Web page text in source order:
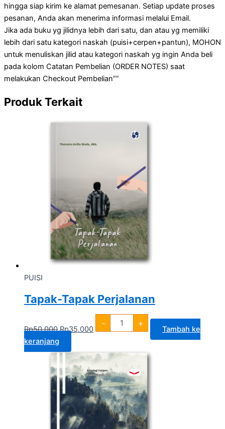
hingga siap kirim ke alamat pemesanan. Setiap update proses
pesanan, Anda akan menerima informasi melalui Email.
Jika ada buku yg jilidnya lebih dari satu, dan atau yg memiliki
lebih dari satu kategori naskah (puisi+cerpen+pantun), MOHON
untuk menuliskan jilid atau kategori naskah yg ingin Anda beli
pada kolom Catatan Pembelian (ORDER NOTES) saat
melakukan Checkout Pembelian””
Produk Terkait
PUISI
Tapak-Tapak Perjalanan
Rp50.000 Rp35.000
- +
Tambah ke
keranjang